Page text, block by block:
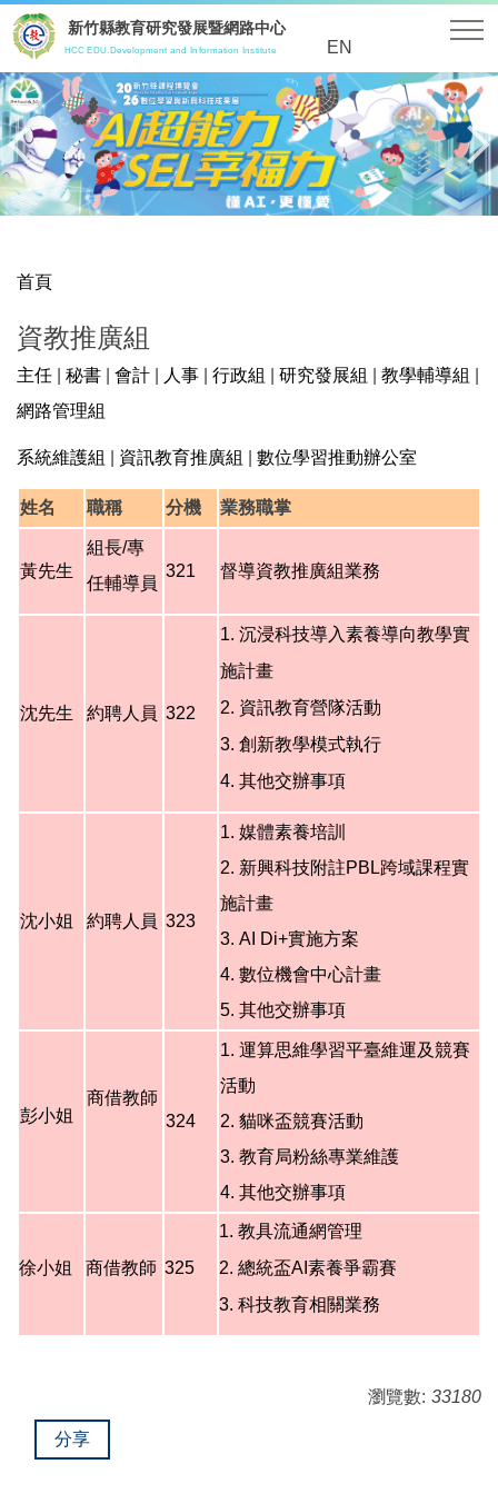
跳
到
主
要
內
容
區
新竹縣教育研究發展暨網路中心
HCC EDU.Development and Information Institute EN
首頁
資教推廣組
主任 秘書 會計 人事 行政組 研究發展組 教學輔導組
網路管理組
系統維護組 資訊教育推廣組 數位學習推動辦公室
姓名 職稱 分機 業務職掌
黃先生
組長/專
任輔導員
321 督導資教推廣組業務
沈先生 約聘人員 322
1. 沉浸科技導入素養導向教學實
施計畫
2. 資訊教育營隊活動
3. 創新教學模式執行
4. 其他交辦事項
沈小姐 約聘人員 323
1. 媒體素養培訓
2. 新興科技附註PBL跨域課程實
施計畫
3. AI Di+實施方案
4. 數位機會中心計畫
5. 其他交辦事項
彭小姐
商借教師
324
1. 運算思維學習平臺維運及競賽
活動
2. 貓咪盃競賽活動
3. 教育局粉絲專業維護
4. 其他交辦事項
徐小姐 商借教師 325
1. 教具流通網管理
2.總統盃AI素養爭霸賽
3. 科技教育相關業務
瀏覽數: 33180
分享